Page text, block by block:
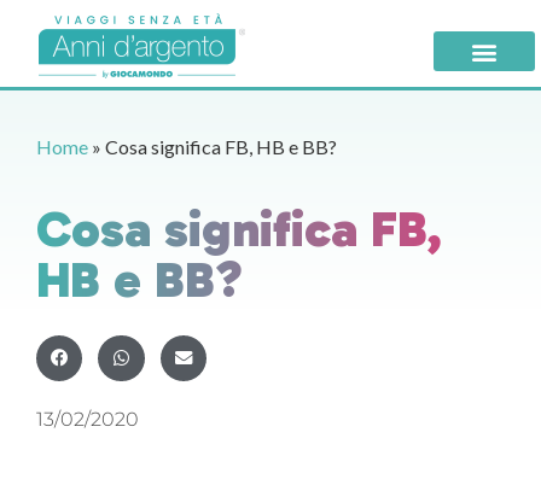
Home » Cosa significa FB, HB e BB?
Cosa significa FB,
HB e BB?
13/02/2020